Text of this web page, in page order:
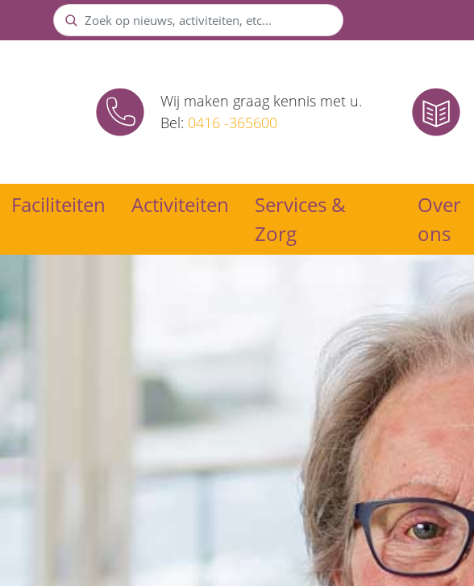
Zoek
Wij maken graag kennis met u.
Bel: 0416 -365600
Faciliteiten Activiteiten
Services &
Zorg
Over
ons